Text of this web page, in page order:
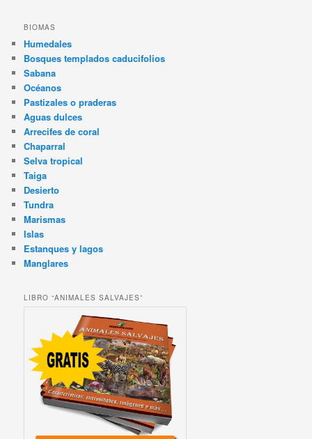
BIOMAS
Humedales
Bosques templados caducifolios
Sabana
Océanos
Pastizales o praderas
Aguas dulces
Arrecifes de coral
Chaparral
Selva tropical
Taiga
Desierto
Tundra
Marismas
Islas
Estanques y lagos
Manglares
LIBRO “ANIMALES SALVAJES”